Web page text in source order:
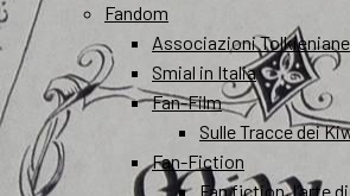
Fandom
Associazioni Tolkieniane
Smial in Italia
Fan-Film
Sulle Tracce dei
Fan-Fiction
Fan fiction, l’arte